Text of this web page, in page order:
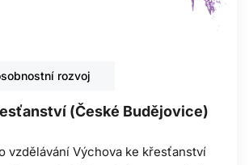
rozvoj
(České Budějovice)
vzdělávání Výchova ke křesťanství